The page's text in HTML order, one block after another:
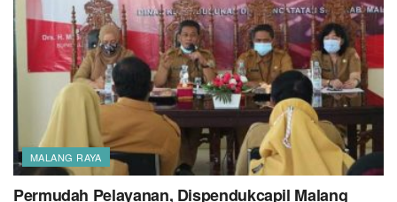
MALANG RAYA
Permudah Pelayanan, Dispendukcapil Malang